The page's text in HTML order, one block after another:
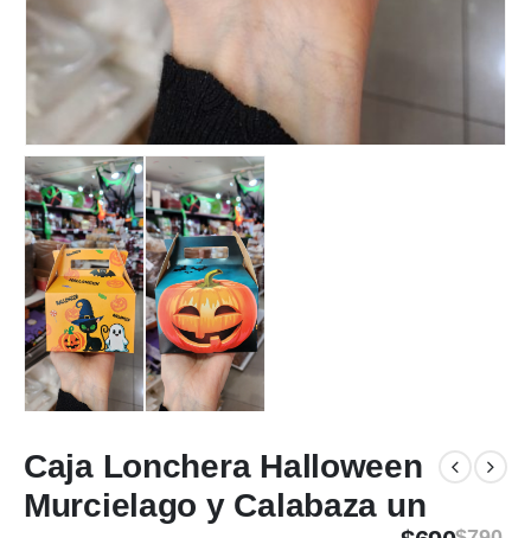
Caja Lonchera Halloween
Murcielago y Calabaza un